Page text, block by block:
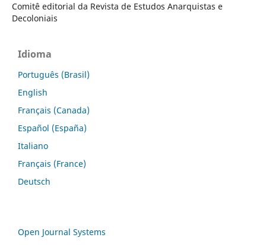
Comitê editorial da Revista de Estudos Anarquistas e
Decoloniais
Idioma
Português (Brasil)
English
Français (Canada)
Español (España)
Italiano
Français (France)
Deutsch
Open Journal Systems